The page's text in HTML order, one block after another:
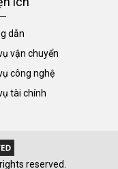
dẫn
vận chuyển
công nghệ
tài chính
reserved.